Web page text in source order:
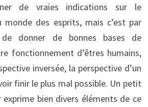
de vraies indications sur le
des esprits, mais c’est par
de donner de bonnes bases de
fonctionnement d’êtres humains,
inversée, la perspective d’un
finir le plus mal possible. Un petit
bien divers éléments de ce